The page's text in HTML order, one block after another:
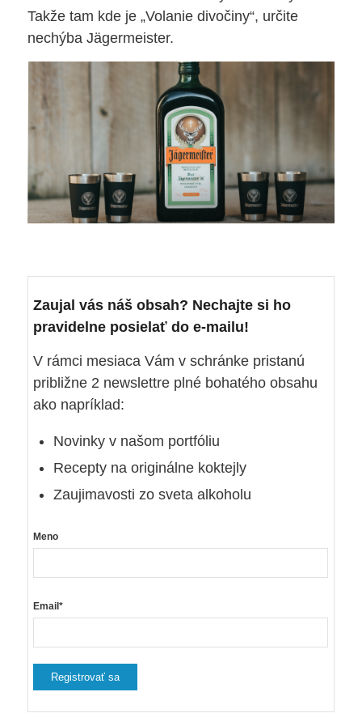
Takže tam kde je „Volanie divočiny“, určite
nechýba Jägermeister.
Zaujal vás náš obsah? Nechajte si ho
pravidelne posielať do e-mailu!
V rámci mesiaca Vám v schránke pristanú
približne 2 newslettre plné bohatého obsahu
ako napríklad:
Novinky v našom portfóliu
Recepty na originálne koktejly
Zaujimavosti zo sveta alkoholu
Meno
Email*